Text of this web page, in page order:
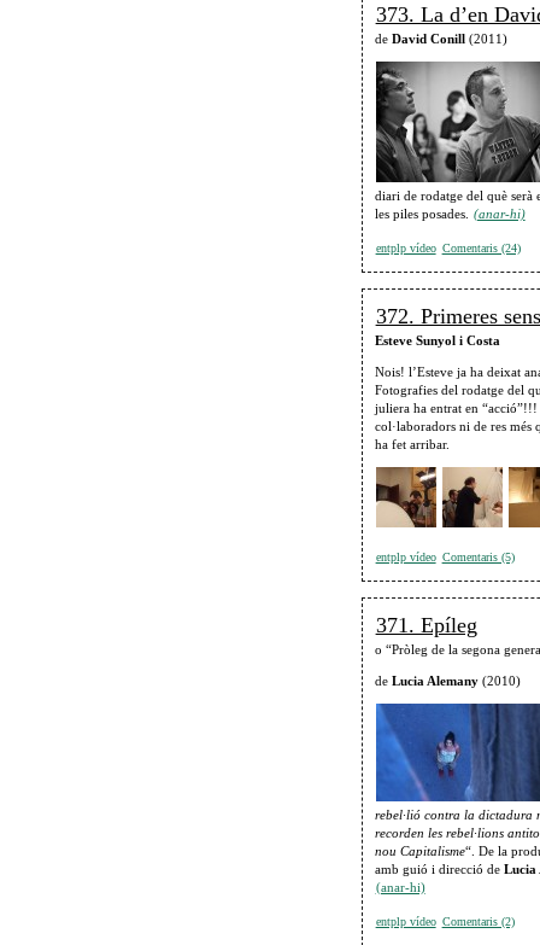
373. La d’en
deDavid Conill(2011)
diari de rodatge del què
les piles posades. (anar-hi)
entplp vídeo Comentaris (24)
372. Primeres
Esteve Sunyol i Costa
Nois! l’Esteve ja ha deixat
Fotografies del rodatge del
juliera ha entrat en
col·laboradors ni de res més
ha fet arribar.
entplp vídeo Comentaris (5)
371. Epíleg
o “Pròleg de la segona
deLucia Alemany(2010)
rebel·lió contra la dictadura
recorden les rebel·lions
nou Capitalisme“. De la
amb guió i direcció de Lucia
(anar-hi)
entplp vídeo Comentaris (2)